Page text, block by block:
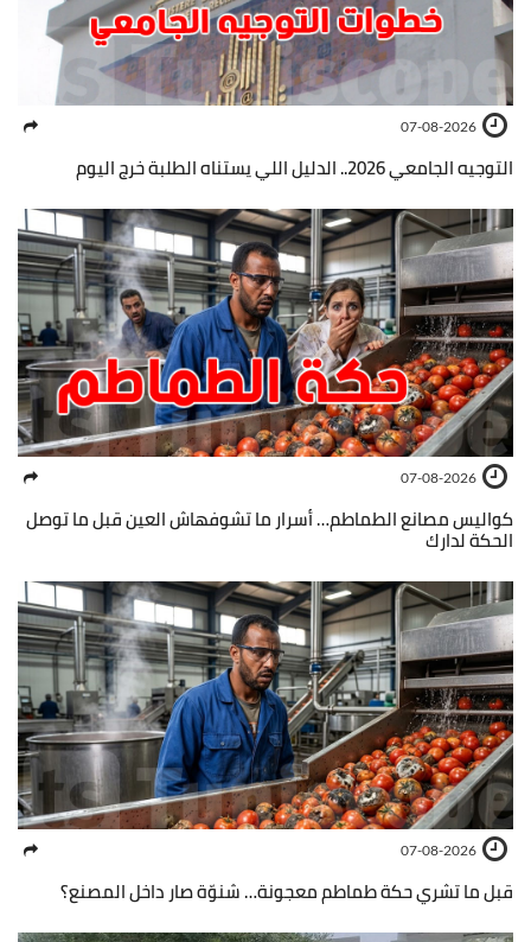
07-08-2026
التوجيه الجامعي 2026.. الدليل اللي يستناه الطلبة خرج اليوم
07-08-2026
كواليس مصانع الطماطم… أسرار ما تشوفهاش العين قبل ما توصل
الحكة لدارك
07-08-2026
قبل ما تشري حكة طماطم معجونة… شنوّة صار داخل المصنع؟